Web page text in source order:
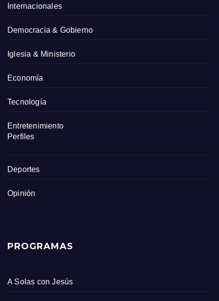
Internacionales
Democracia & Gobierno
Iglesia & Ministerio
Economía
Tecnología
Entretenimiento
Perfiles
Deportes
Opinión
PROGRAMAS
A Solas con Jesús